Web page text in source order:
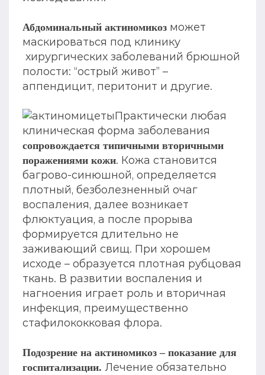
Абдоминальный актиномикоз может
маскироваться под клинику
хирургических заболеваний брюшной
полости: “острый живот” –
аппендицит, перитонит и другие.
Практически любая
клиническая форма заболевания
сопровождается типичными вторичными
поражениями кожи. Кожа становится
багрово-синюшной, определяется
плотный, безболезненный очаг
воспаления, далее возникает
флюктуация, а после прорыва
формируется длительно не
заживающий свищ. При хорошем
исходе – образуется плотная рубцовая
ткань. В развитии воспаления и
нагноения играет роль и вторичная
инфекция, преимущественно
стафилококковая флора.
Подозрение на актиномикоз – показание для
госпитализации. Лечение обязательно